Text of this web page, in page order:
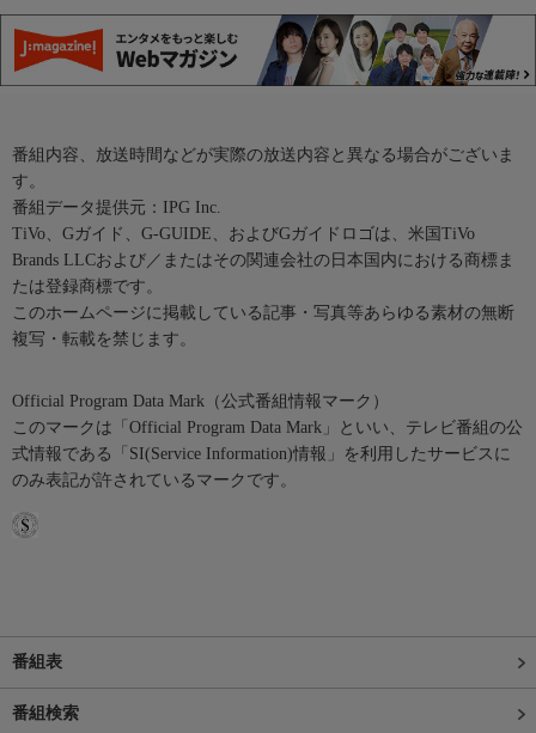
番組内容、放送時間などが実際の放送内容と異なる場合がございま
す。
番組データ提供元：IPG Inc.
TiVo、Gガイド、G-GUIDE、およびGガイドロゴは、米国TiVo
Brands LLCおよび／またはその関連会社の日本国内における商標ま
たは登録商標です。
このホームページに掲載している記事・写真等あらゆる素材の無断
複写・転載を禁じます。
Official Program Data Mark（公式番組情報マーク）
このマークは「Official Program Data Mark」といい、テレビ番組の公
式情報である「SI(Service Information)情報」を利用したサービスに
のみ表記が許されているマークです。
番組表
番組検索